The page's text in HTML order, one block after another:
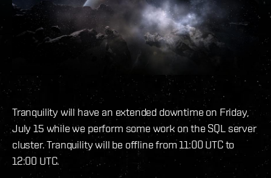
Tranquility will have an extended downtime on Friday,
July 15 while we perform some work on the SQL server
cluster. Tranquility will be offline from 11:00 UTC to
12:00 UTC.